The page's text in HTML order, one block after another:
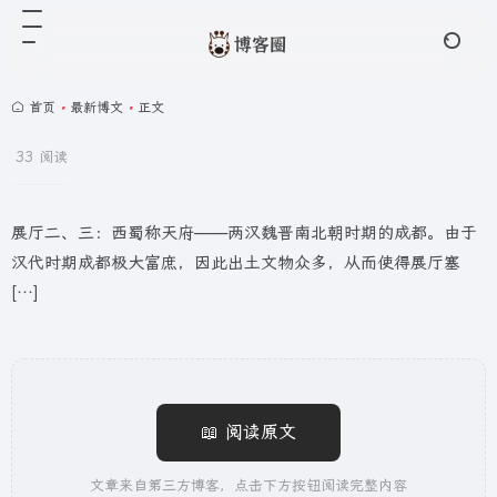
首页 • 最新博文 • 正文
33 阅读
展厅二、三：西蜀称天府——两汉魏晋南北朝时期的成都。由于
汉代时期成都极大富庶，因此出土文物众多，从而使得展厅塞
[…]
📖 阅读原文
文章来自第三方博客，点击下方按钮阅读完整内容